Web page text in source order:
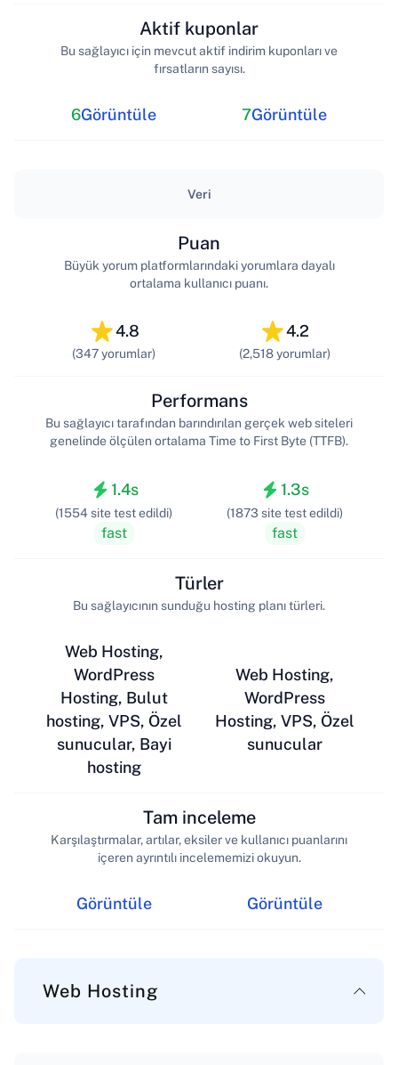
6Görüntüle
Aktif kuponlar
Bu sağlayıcı için mevcut aktif indirim kuponları ve
fırsatların sayısı.
7Görüntüle
Veri
4.8
(347 yorumlar)
Puan
Büyük yorum platformlarındaki yorumlara dayalı
ortalama kullanıcı puanı.
4.2
(2,518 yorumlar)
1.4s
(1554 site test edildi)
fast
Performans
Bu sağlayıcı tarafından barındırılan gerçek web siteleri
genelinde ölçülen ortalama Time to First Byte (TTFB).
1.3s
(1873 site test edildi)
fast
Web Hosting,
WordPress
Hosting, Bulut
hosting, VPS, Özel
sunucular, Bayi
hosting
Türler
Bu sağlayıcının sunduğu hosting planı türleri.
Web Hosting,
WordPress
Hosting, VPS, Özel
sunucular
Görüntüle
Tam inceleme
Karşılaştırmalar, artılar, eksiler ve kullanıcı puanlarını
içeren ayrıntılı incelememizi okuyun.
Görüntüle
Web Hosting